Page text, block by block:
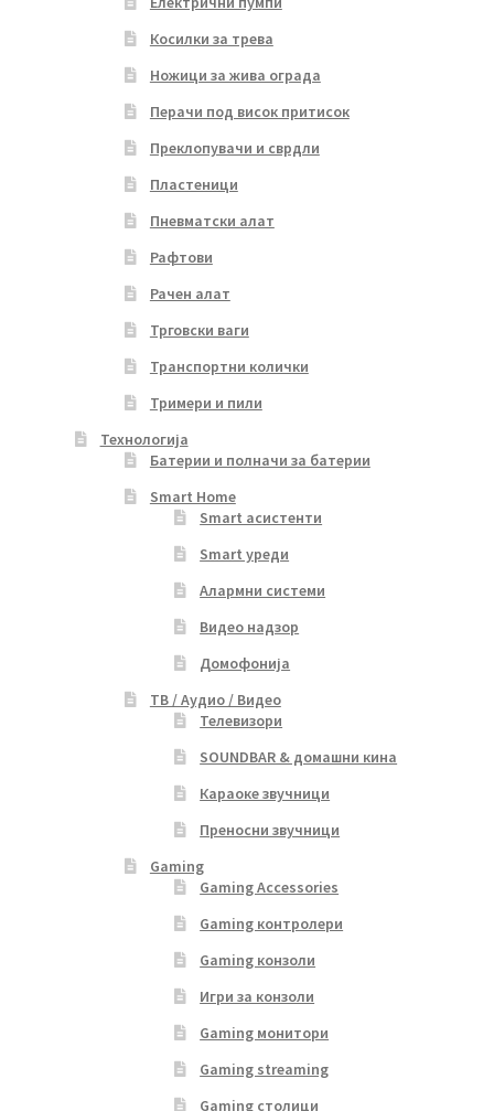
Косилки за трева
Ножици за жива ограда
Перачи под висок притисок
Преклопувачи и сврдли
Пластеници
Пневматски алат
Рафтови
Рачен алат
Трговски ваги
Транспортни колички
Тримери и пили
Технологија
Батерии и полначи за батерии
Smart Home
Smart асистенти
Smart уреди
Алармни системи
Видео надзор
Домофонија
ТВ / Аудио / Видео
Телевизори
SOUNDBAR & домашни кина
Караоке звучници
Преносни звучници
Gaming
Gaming Accessories
Gaming контролери
Gaming конзоли
Игри за конзоли
Gaming монитори
Gaming streaming
Gaming столици